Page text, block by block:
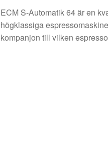
ECM S-Automatik 64 är en
högklassiga
kompanjon till vilken